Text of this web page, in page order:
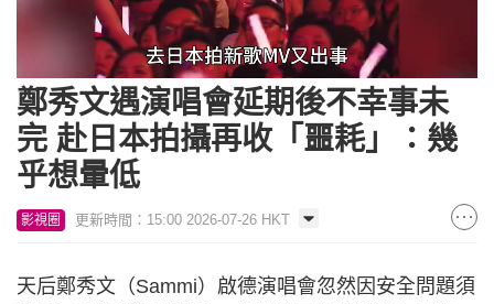
Unmute Loaded:
71.24%
鄭秀文遇演唱會延期後不幸事未
完 赴日本拍攝再收「噩耗」：幾
乎想暈低
影視圈 更新時間：15:00 2026-07-26 HKT
天后鄭秀文（Sammi）啟德演唱會忽然因安全問題須